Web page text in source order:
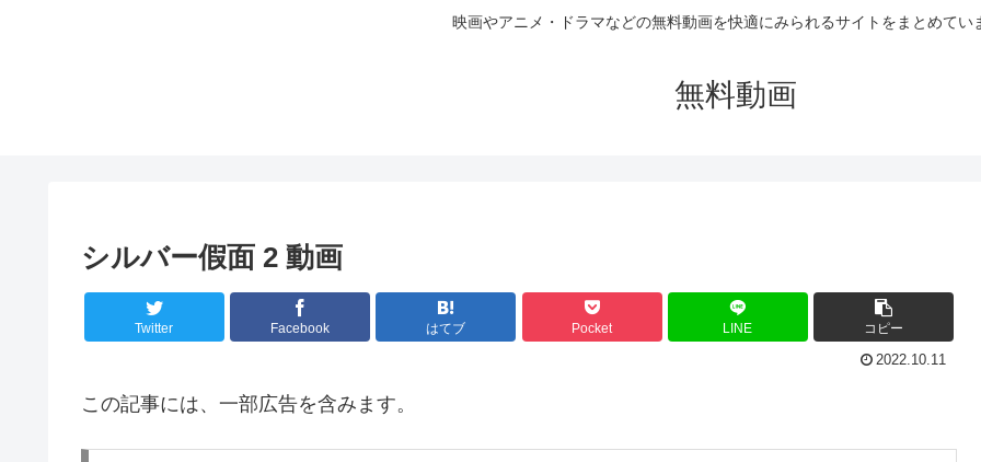
映画やアニメ・ドラマなどの無料動画を快適にみられるサイトをまとめてい
無料動画
シルバー假面 2 動画
Twitter Facebook はてブ Pocket LINE コピー
2022.10.11
この記事には、一部広告を含みます。